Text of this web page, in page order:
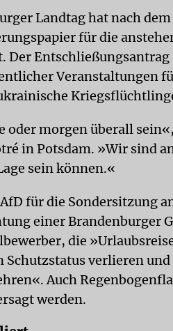
Landtag hat nach
für die
Der
Veranstaltungen
oder morgen überall
in Potsdam. »Wir sind
sein können.«
für die Sondersitzung
einer Brandenburger
die
verlieren
Auch
werden.